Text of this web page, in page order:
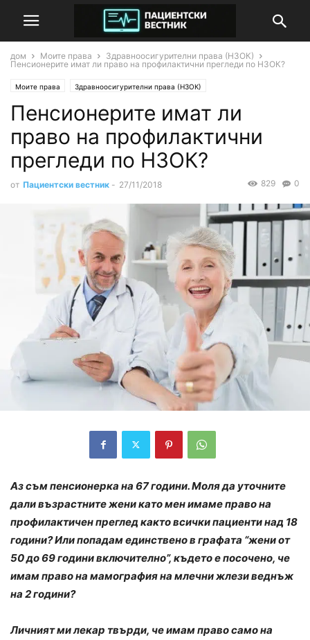
дом Моите права
Здравноосигурителни права (НЗОК)
Пенсионерите имат ли право на профилактични прегледи по НЗОК?
Моите права Здравноосигурителни права (НЗОК)
Пенсионерите имат ли
право на профилактични
прегледи по НЗОК?
от Пациентски вестник - 27/11/2018 0
829
Аз съм пенсионерка на 67 години. Моля да уточните
дали възрастните жени като мен имаме право на
профилактичен преглед както всички пациенти над 18
години? Или попадам единствено в графата “жени от
50 до 69 години включително”, където е посочено, че
имам право на мамография на млечни жлези веднъж
на 2 години?
Личният ми лекар твърди, че имам право само на